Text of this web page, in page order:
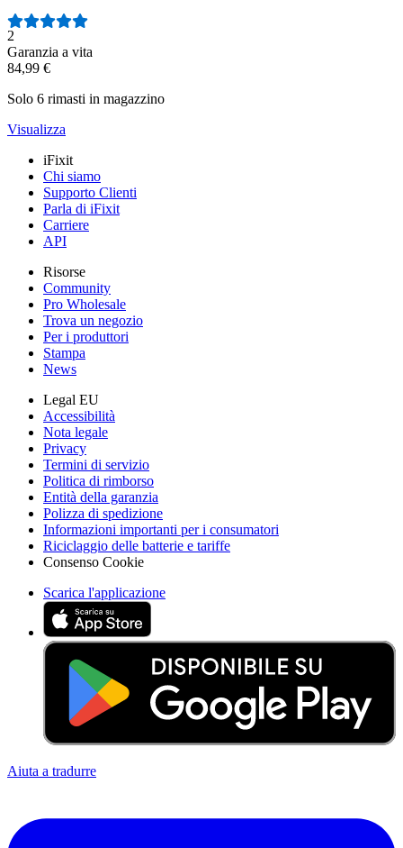
Numero di recensioni:
2
Garanzia a vita
84,99 €
Solo 6 rimasti in magazzino
Visualizza
iFixit
Chi siamo
Supporto Clienti
Parla di iFixit
Carriere
API
Risorse
Community
Pro Wholesale
Trova un negozio
Per i produttori
Stampa
News
Legal EU
Accessibilità
Nota legale
Privacy
Termini di servizio
Politica di rimborso
Entità della garanzia
Polizza di spedizione
Informazioni importanti per i consumatori
Riciclaggio delle batterie e tariffe
Consenso Cookie
Scarica l'applicazione
Aiuta a tradurre